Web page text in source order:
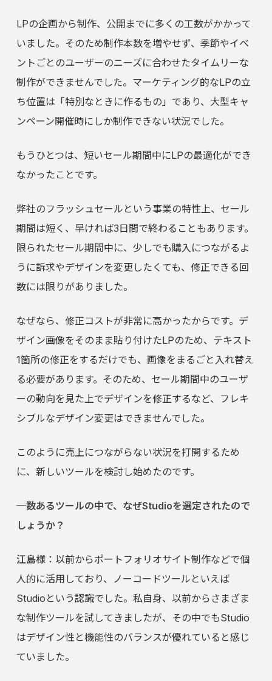
LPの企画から制作、公開までに多くの工数がかかって
いました。そのため制作本数を増やせず、季節やイベ
ントごとのユーザーのニーズに合わせたタイムリーな
制作ができませんでした。マーケティング的なLPの立
ち位置は「特別なときに作るもの」であり、大型キャ
ンペーン開催時にしか制作できない状況でした。
もうひとつは、短いセール期間中にLPの最適化ができ
なかったことです。
弊社のフラッシュセールという事業の特性上、セール
期間は短く、早ければ3日間で終わることもあります。
限られたセール期間中に、少しでも購入につながるよ
うに訴求やデザインを変更したくても、修正できる回
数には限りがありました。
なぜなら、修正コストが非常に高かったからです。デ
ザイン画像をそのまま貼り付けたLPのため、テキスト
1箇所の修正をするだけでも、画像をまるごと入れ替え
る必要があります。そのため、セール期間中のユーザ
ーの動向を見た上でデザインを修正するなど、フレキ
シブルなデザイン変更はできませんでした。
このように売上につながらない状況を打開するため
に、新しいツールを検討し始めたのです。
─数あるツールの中で、なぜStudioを選定されたので
しょうか？
江島様：以前からポートフォリオサイト制作などで個
人的に活用しており、ノーコードツールといえば
Studioという認識でした。私自身、以前からさまざま
な制作ツールを試してきましたが、その中でもStudio
はデザイン性と機能性のバランスが優れていると感じ
ていました。